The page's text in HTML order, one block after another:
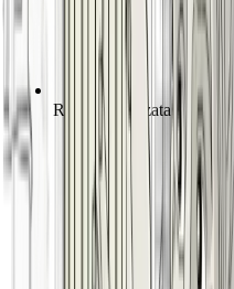
Ricerca avanzata